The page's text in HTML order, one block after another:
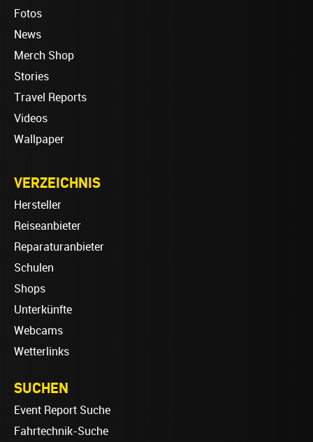
Fotos
News
Merch Shop
Stories
Travel Reports
Videos
Wallpaper
VERZEICHNIS
Hersteller
Reiseanbieter
Reparaturanbieter
Schulen
Shops
Unterkünfte
Webcams
Wetterlinks
SUCHEN
Event Report Suche
Fahrtechnik-Suche